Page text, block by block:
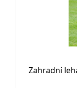
Zahradní